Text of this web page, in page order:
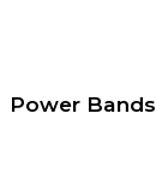
Power Bands